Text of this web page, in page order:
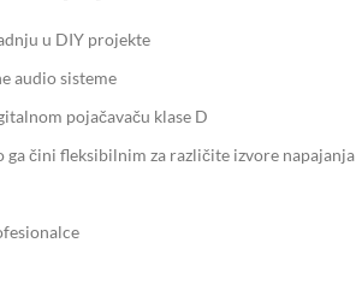
u DIY projekte
audio sisteme
pojačavaču klase D
ga čini fleksibilnim za različite izvore napajanja